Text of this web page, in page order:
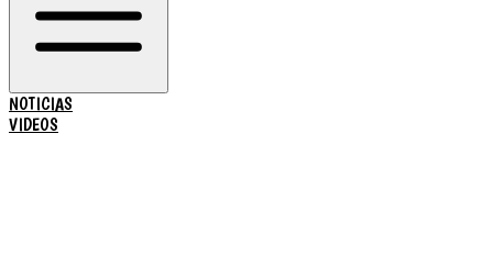
NOTICIAS
VIDEOS